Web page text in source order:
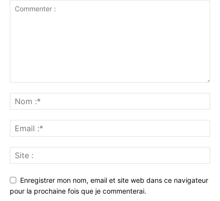
Enregistrer mon nom, email et site web dans ce navigateur
pour la prochaine fois que je commenterai.